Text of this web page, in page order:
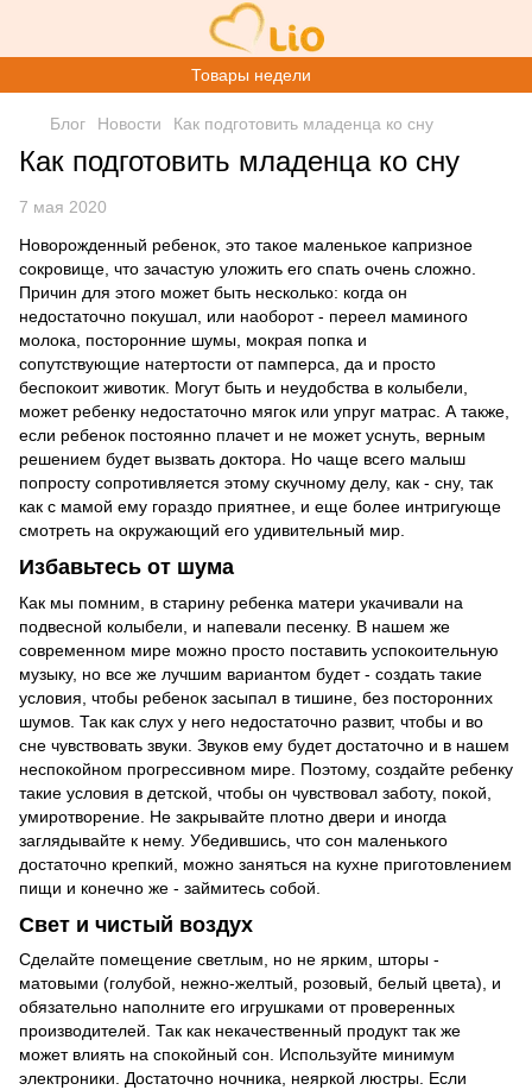
Товары недели
Блог Новости Как подготовить младенца ко сну
Как подготовить младенца ко сну
7 мая 2020
Новорожденный ребенок, это такое маленькое капризное
сокровище, что зачастую уложить его спать очень сложно.
Причин для этого может быть несколько: когда он
недостаточно покушал, или наоборот - переел маминого
молока, посторонние шумы, мокрая попка и
сопутствующие натертости от памперса, да и просто
беспокоит животик. Могут быть и неудобства в колыбели,
может ребенку недостаточно мягок или упруг матрас. А также,
если ребенок постоянно плачет и не может уснуть, верным
решением будет вызвать доктора. Но чаще всего малыш
попросту сопротивляется этому скучному делу, как - сну, так
как с мамой ему гораздо приятнее, и еще более интригующе
смотреть на окружающий его удивительный мир.
Избавьтесь от шума
Как мы помним, в старину ребенка матери укачивали на
подвесной колыбели, и напевали песенку. В нашем же
современном мире можно просто поставить успокоительную
музыку, но все же лучшим вариантом будет - создать такие
условия, чтобы ребенок засыпал в тишине, без посторонних
шумов. Так как слух у него недостаточно развит, чтобы и во
сне чувствовать звуки. Звуков ему будет достаточно и в нашем
неспокойном прогрессивном мире. Поэтому, создайте ребенку
такие условия в детской, чтобы он чувствовал заботу, покой,
умиротворение. Не закрывайте плотно двери и иногда
заглядывайте к нему. Убедившись, что сон маленького
достаточно крепкий, можно заняться на кухне приготовлением
пищи и конечно же - займитесь собой.
Свет и чистый воздух
Сделайте помещение светлым, но не ярким, шторы -
матовыми (голубой, нежно-желтый, розовый, белый цвета), и
обязательно наполните его игрушками от проверенных
производителей. Так как некачественный продукт так же
может влиять на спокойный сон. Используйте минимум
электроники. Достаточно ночника, неяркой люстры. Если